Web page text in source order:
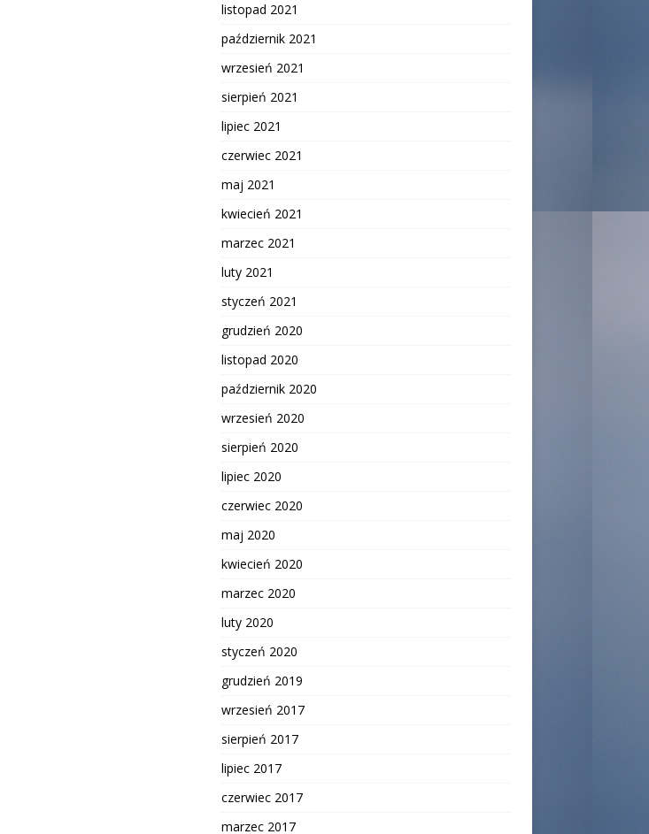
listopad 2021
październik 2021
wrzesień 2021
sierpień 2021
lipiec 2021
czerwiec 2021
maj 2021
kwiecień 2021
marzec 2021
luty 2021
styczeń 2021
grudzień 2020
listopad 2020
październik 2020
wrzesień 2020
sierpień 2020
lipiec 2020
czerwiec 2020
maj 2020
kwiecień 2020
marzec 2020
luty 2020
styczeń 2020
grudzień 2019
wrzesień 2017
sierpień 2017
lipiec 2017
czerwiec 2017
marzec 2017